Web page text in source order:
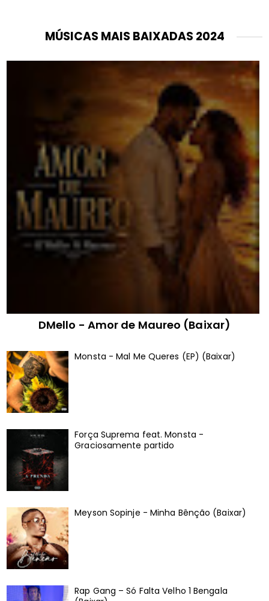
MÚSICAS MAIS BAIXADAS 2024
DMello - Amor de Maureo (Baixar)
Monsta - Mal Me Queres (EP) (Baixar)
Força Suprema feat. Monsta -
Graciosamente partido
Meyson Sopinje - Minha Bênção (Baixar)
Rap Gang – Só Falta Velho 1 Bengala